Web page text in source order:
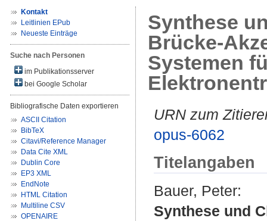
Kontakt
Leitlinien EPub
Neueste Einträge
Suche nach Personen
im Publikationsserver
bei Google Scholar
Bibliografische Daten exportieren
ASCII Citation
BibTeX
Citavi/Reference Manager
Data Cite XML
Dublin Core
EP3 XML
EndNote
HTML Citation
Multiline CSV
OPENAIRE
Synthese
Brücke-
Systemen
URN zum
opus-6062
Titelangaben
Bauer, Peter:
Synthese und